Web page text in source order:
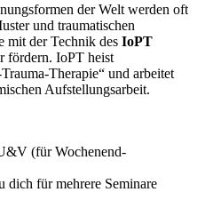
der Welt werden oft
und traumatischen
mit der Technik des IoPT
fördern. IoPT heist
Therapie“ und arbeitet
Aufstellungsarbeit.
(für Wochenend-
dich für mehrere Seminare